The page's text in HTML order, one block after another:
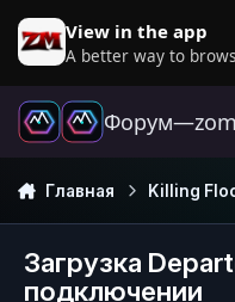
Перейти к содержанию
View in the app
A better way to
Главная Killing
Загрузка
подключении